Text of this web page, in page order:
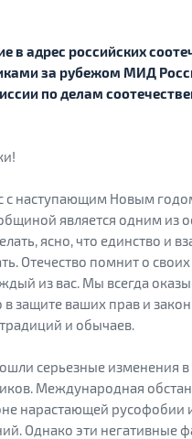
в адрес российских
за рубежом МИД
по делам
с наступающим Новым
является одним из
ясно, что единство и
Отечество помнит о
из вас. Мы всегда
защите ваших прав и
и обычаев.
серьезные изменения
Международная
нарастающей
Однако эти негативные